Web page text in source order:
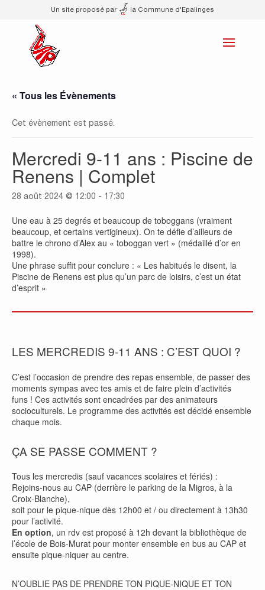
Un site proposé par la Commune d'Epalinges
« Tous les Évènements
Cet évènement est passé.
Mercredi 9-11 ans : Piscine de
Renens | Complet
28 août 2024 @ 12:00 - 17:30
Une eau à 25 degrés et beaucoup de toboggans (vraiment
beaucoup, et certains vertigineux). On te défie d’ailleurs de
battre le chrono d’Alex au « toboggan vert » (médaillé d’or en
1998).
Une phrase suffit pour conclure : « Les habitués le disent, la
Piscine de Renens est plus qu’un parc de loisirs, c’est un état
d’esprit »
LES MERCREDIS 9-11 ANS : C’EST QUOI ?
C’est l’occasion de prendre des repas ensemble, de passer des
moments sympas avec tes amis et de faire plein d’activités
funs ! Ces activités sont encadrées par des animateurs
socioculturels. Le programme des activités est décidé ensemble
chaque mois.
ÇA SE PASSE COMMENT ?
Tous les mercredis (sauf vacances scolaires et fériés) :
Rejoins-nous au CAP (derrière le parking de la Migros, à la
Croix-Blanche),
soit pour le pique-nique dès 12h00 et / ou directement à 13h30
pour l’activité.
En option, un rdv est proposé à 12h devant la bibliothèque de
l’école de Bois-Murat pour monter ensemble en bus au CAP et
ensuite pique-niquer au centre.
N’OUBLIE PAS DE PRENDRE TON PIQUE-NIQUE ET TON